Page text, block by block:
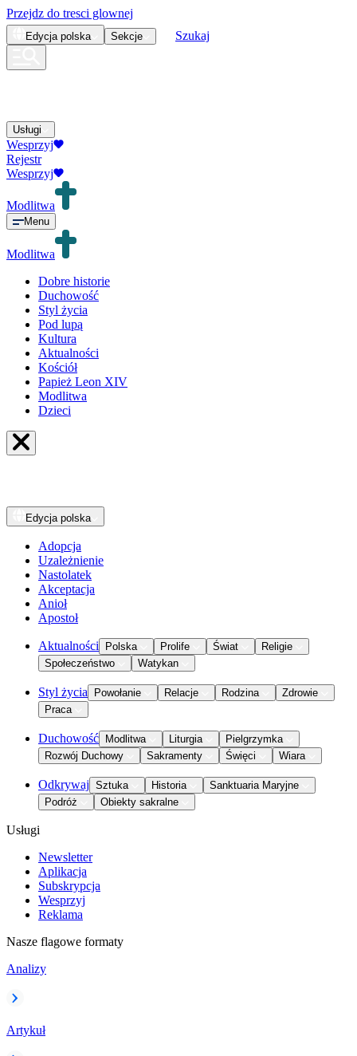
Przejdz do tresci glownej
Edycja polska Sekcje Szukaj
Usługi
Wesprzyj
Rejestr
Wesprzyj
Modlitwa
Menu
Modlitwa
Dobre historie
Duchowość
Styl życia
Pod lupą
Kultura
Aktualności
Kościół
Papież Leon XIV
Modlitwa
Dzieci
Edycja polska
Adopcja
Uzależnienie
Nastolatek
Akceptacja
Anioł
Apostoł
Aktualności Polska Prolife Świat
Religie
Społeczeństwo
Watykan
Styl życia Powołanie Relacje Rodzina
Zdrowie
Praca
Duchowość Modlitwa Liturgia
Pielgrzymka
Rozwój Duchowy
Sakramenty Święci Wiara
Odkrywaj Sztuka Historia
Sanktuaria Maryjne
Podróż
Obiekty sakralne
Usługi
Newsletter
Aplikacja
Subskrypcja
Wesprzyj
Reklama
Nasze flagowe formaty
Analizy
Artykuł